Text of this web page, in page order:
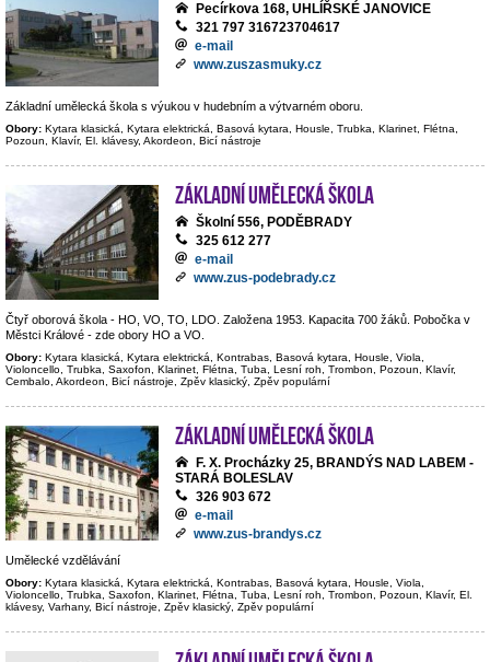
Pecírkova 168, UHLÍŘSKÉ JANOVICE
321 797 316723704617
e-mail
www.zuszasmuky.cz
Základní umělecká škola s výukou v hudebním a výtvarném oboru.
Obory: Kytara klasická, Kytara elektrická, Basová kytara, Housle, Trubka, Klarinet, Flétna,
Pozoun, Klavír, El. klávesy, Akordeon, Bicí nástroje
Základní umělecká škola
Školní 556, PODĚBRADY
325 612 277
e-mail
www.zus-podebrady.cz
Čtyř oborová škola - HO, VO, TO, LDO. Založena 1953. Kapacita 700 žáků. Pobočka v
Městci Králové - zde obory HO a VO.
Obory: Kytara klasická, Kytara elektrická, Kontrabas, Basová kytara, Housle, Viola,
Violoncello, Trubka, Saxofon, Klarinet, Flétna, Tuba, Lesní roh, Trombon, Pozoun, Klavír,
Cembalo, Akordeon, Bicí nástroje, Zpěv klasický, Zpěv populární
Základní umělecká škola
F. X. Procházky 25, BRANDÝS NAD LABEM -
STARÁ BOLESLAV
326 903 672
e-mail
www.zus-brandys.cz
Umělecké vzdělávání
Obory: Kytara klasická, Kytara elektrická, Kontrabas, Basová kytara, Housle, Viola,
Violoncello, Trubka, Saxofon, Klarinet, Flétna, Tuba, Lesní roh, Trombon, Pozoun, Klavír, El.
klávesy, Varhany, Bicí nástroje, Zpěv klasický, Zpěv populární